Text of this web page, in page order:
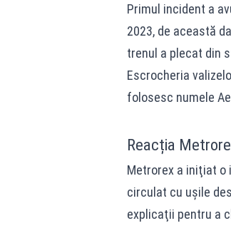
Primul incident a
2023, de această
trenul a plecat din
Escrocheria
folosesc numele
Reacția
Metrorex a iniţiat o
circulat cu uşile
explicaţii pentru a